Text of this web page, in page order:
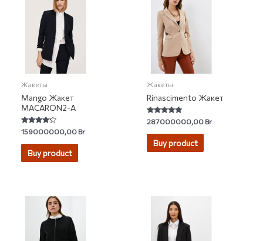
Жакеты
Mango Жакет
MACARON2-A
Rated
4.00
out of 5
159000000,00Br
Buy product
Жакеты
Rinascimento Жакет
Rated
5.00
out of 5
287000000,00Br
Buy product